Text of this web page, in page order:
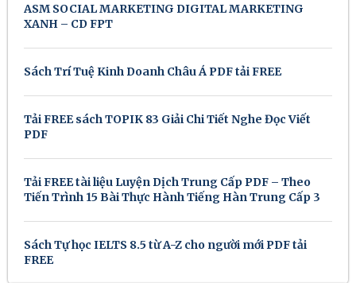
ASM SOCIAL MARKETING DIGITAL MARKETING
XANH – CD FPT
Sách Trí Tuệ Kinh Doanh Châu Á PDF tải FREE
Tải FREE sách TOPIK 83 Giải Chi Tiết Nghe Đọc Viết
PDF
Tải FREE tài liệu Luyện Dịch Trung Cấp PDF – Theo
Tiến Trình 15 Bài Thực Hành Tiếng Hàn Trung Cấp 3
Sách Tự học IELTS 8.5 từ A-Z cho người mới PDF tải
FREE